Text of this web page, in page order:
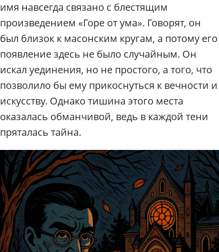
имя навсегда связано с блестящим
произведением «Горе от ума». Говорят, он
был близок к масонским кругам, а потому его
появление здесь не было случайным. Он
искал уединения, но не простого, а того, что
позволило бы ему прикоснуться к вечности и
искусству. Однако тишина этого места
оказалась обманчивой, ведь в каждой тени
пряталась тайна.